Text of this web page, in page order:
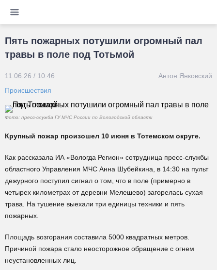
Пять пожарных потушили огромный пал
травы в поле под Тотьмой
11.06.26 / 10:46
Антон Янковский
Происшествия
Фото: пресс-служба ГУ МЧС России по Вологодской области
Крупный пожар произошел 10 июня в Тотемском округе.
Как рассказала ИА «Вологда Регион» сотрудница пресс-службы
областного Управления МЧС Анна Шубейкина, в 14:30 на пульт
дежурного поступил сигнал о том, что в поле (примерно в
четырех километрах от деревни Мелешево) загорелась сухая
трава. На тушение выехали три единицы техники и пять
пожарных.
Площадь возгорания составила 5000 квадратных метров.
Причиной пожара стало неосторожное обращение с огнем
неустановленных лиц.